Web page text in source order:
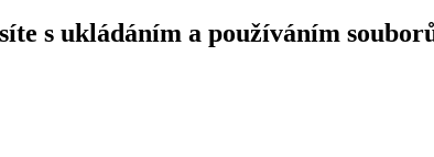
s ukládáním a používáním